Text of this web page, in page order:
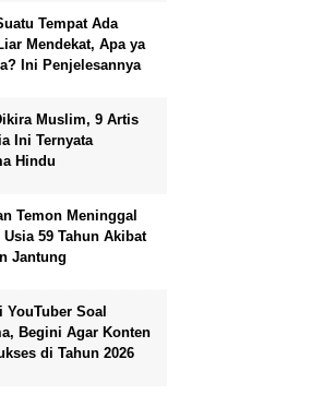
Tempat Ada
Mendekat, Apa ya
Ini Penjelesannya
Muslim, 9 Artis
Ini Ternyata
Hindu
Temon Meninggal
Usia 59 Tahun Akibat
Jantung
YouTuber Soal
Begini Agar Konten
di Tahun 2026